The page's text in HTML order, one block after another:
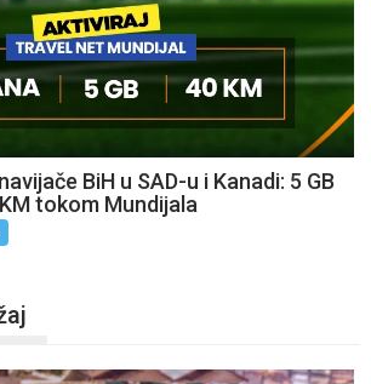
BiH u SAD-u i Kanadi: 5 GB
tokom Mundijala